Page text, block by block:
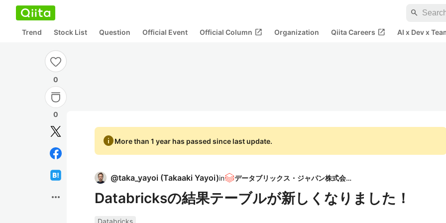
search
Trend Stock List Question Official Event Official Column open_in_new Organization Qiita Careers open_in_new AI x Dev x
0
0
more_horiz
infoMore than 1 year has passed since last update.
@taka_yayoi (Takaaki Yayoi)in データブリックス・ジャパン株式会社
Databricksの結果テーブルが新しくなりました！
Databricks